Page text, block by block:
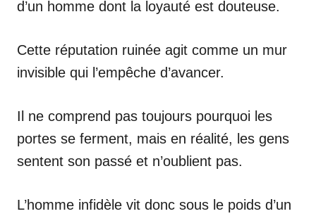
d’un homme dont la loyauté est douteuse.
Cette réputation ruinée agit comme un mur
invisible qui l’empêche d’avancer.
Il ne comprend pas toujours pourquoi les
portes se ferment, mais en réalité, les gens
sentent son passé et n’oublient pas.
L’homme infidèle vit donc sous le poids d’un